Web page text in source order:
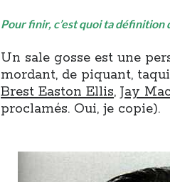
Pour finir, c’est quoi ta définition
Un sale gosse est une
mordant, de piquant,
Brest Easton Ellis,Jay
proclamés. Oui, je copie).